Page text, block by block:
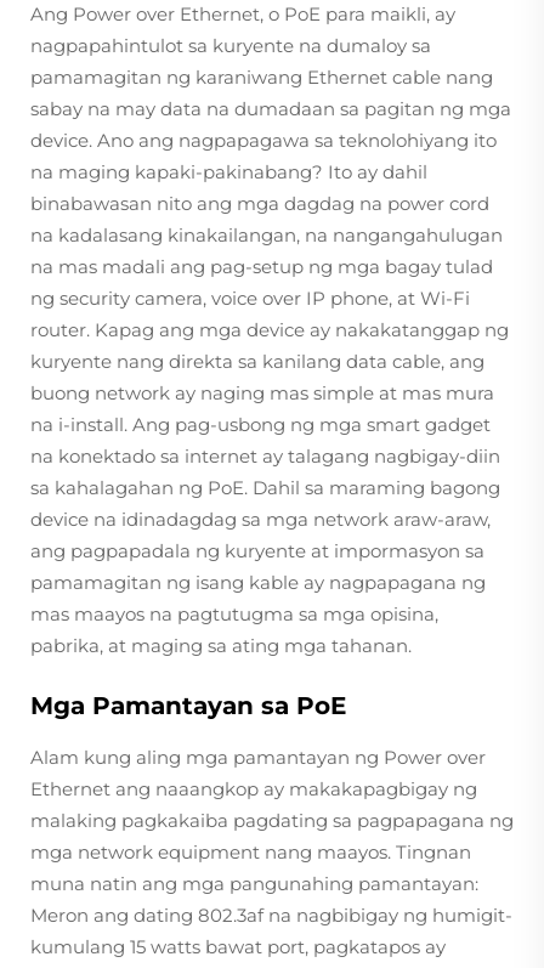
Ang Power over Ethernet, o PoE para maikli, ay
nagpapahintulot sa kuryente na dumaloy sa
pamamagitan ng karaniwang Ethernet cable nang
sabay na may data na dumadaan sa pagitan ng mga
device. Ano ang nagpapagawa sa teknolohiyang ito
na maging kapaki-pakinabang? Ito ay dahil
binabawasan nito ang mga dagdag na power cord
na kadalasang kinakailangan, na nangangahulugan
na mas madali ang pag-setup ng mga bagay tulad
ng security camera, voice over IP phone, at Wi-Fi
router. Kapag ang mga device ay nakakatanggap ng
kuryente nang direkta sa kanilang data cable, ang
buong network ay naging mas simple at mas mura
na i-install. Ang pag-usbong ng mga smart gadget
na konektado sa internet ay talagang nagbigay-diin
sa kahalagahan ng PoE. Dahil sa maraming bagong
device na idinadagdag sa mga network araw-araw,
ang pagpapadala ng kuryente at impormasyon sa
pamamagitan ng isang kable ay nagpapagana ng
mas maayos na pagtutugma sa mga opisina,
pabrika, at maging sa ating mga tahanan.
Mga Pamantayan sa PoE
Alam kung aling mga pamantayan ng Power over
Ethernet ang naaangkop ay makakapagbigay ng
malaking pagkakaiba pagdating sa pagpapagana ng
mga network equipment nang maayos. Tingnan
muna natin ang mga pangunahing pamantayan:
Meron ang dating 802.3af na nagbibigay ng humigit-
kumulang 15 watts bawat port, pagkatapos ay